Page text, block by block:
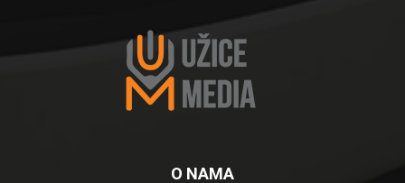
O NAMA